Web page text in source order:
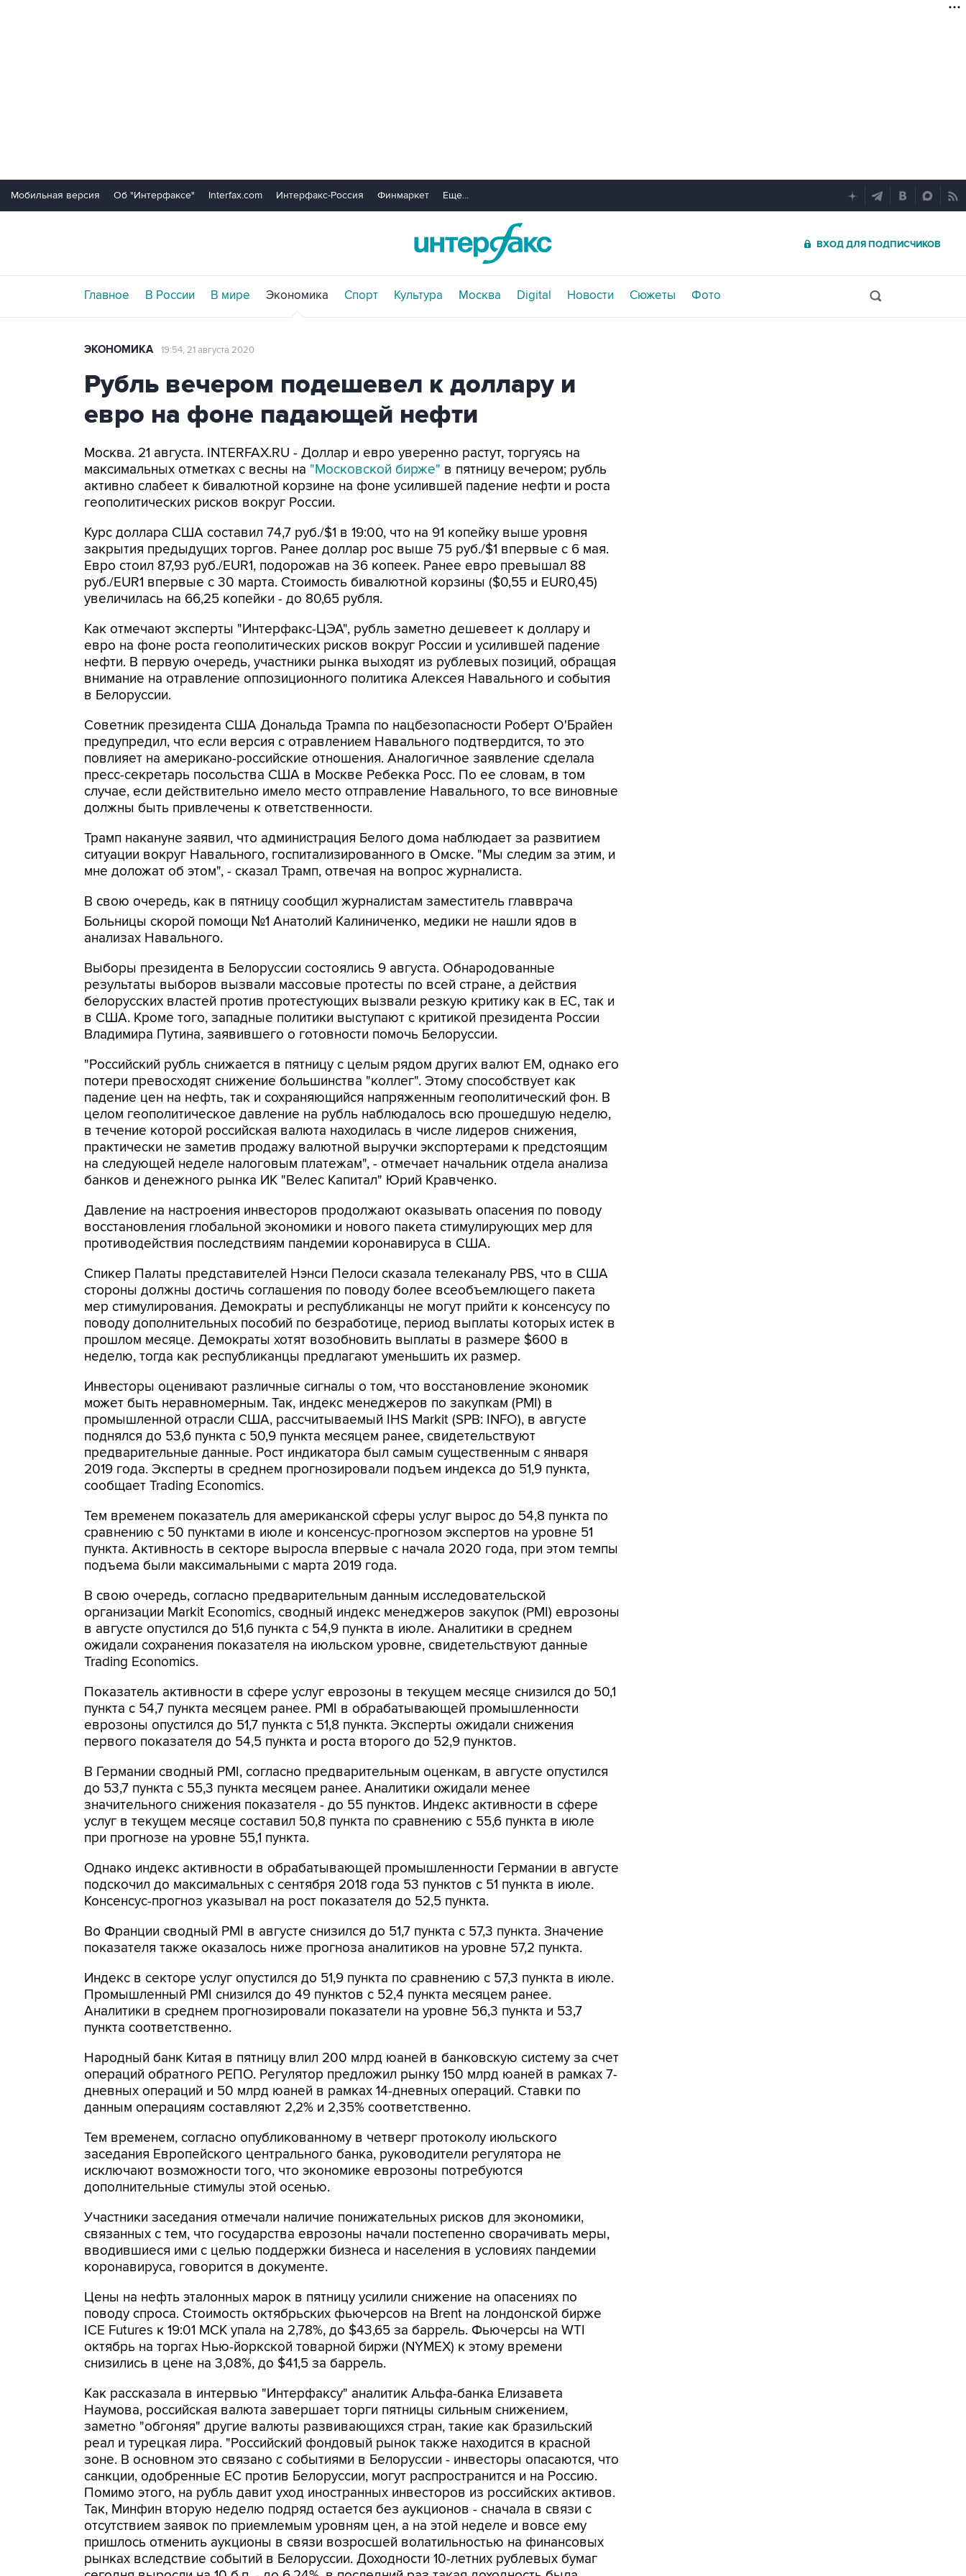
Мобильная версия Об "Интерфаксе" Interfax.com Интерфакс-Россия Финмаркет Еще...
ВХОД ДЛЯ ПОДПИСЧИКОВ
Главное В России В мире Экономика Спорт Культура Москва Digital Новости Сюжеты Фото
ЭКОНОМИКА 19:54, 21 августа 2020
Рубль вечером подешевел к доллару и
евро на фоне падающей нефти
Москва. 21 августа. INTERFAX.RU - Доллар и евро уверенно растут, торгуясь на
максимальных отметках с весны на "Московской бирже" в пятницу вечером; рубль
активно слабеет к бивалютной корзине на фоне усилившей падение нефти и роста
геополитических рисков вокруг России.
Курс доллара США составил 74,7 руб./$1 в 19:00, что на 91 копейку выше уровня
закрытия предыдущих торгов. Ранее доллар рос выше 75 руб./$1 впервые с 6 мая.
Евро стоил 87,93 руб./EUR1, подорожав на 36 копеек. Ранее евро превышал 88
руб./EUR1 впервые с 30 марта. Стоимость бивалютной корзины ($0,55 и EUR0,45)
увеличилась на 66,25 копейки - до 80,65 рубля.
Как отмечают эксперты "Интерфакс-ЦЭА", рубль заметно дешевеет к доллару и
евро на фоне роста геополитических рисков вокруг России и усилившей падение
нефти. В первую очередь, участники рынка выходят из рублевых позиций, обращая
внимание на отравление оппозиционного политика Алексея Навального и события
в Белоруссии.
Советник президента США Дональда Трампа по нацбезопасности Роберт О'Брайен
предупредил, что если версия с отравлением Навального подтвердится, то это
повлияет на американо-российские отношения. Аналогичное заявление сделала
пресс-секретарь посольства США в Москве Ребекка Росс. По ее словам, в том
случае, если действительно имело место отправление Навального, то все виновные
должны быть привлечены к ответственности.
Трамп накануне заявил, что администрация Белого дома наблюдает за развитием
ситуации вокруг Навального, госпитализированного в Омске. "Мы следим за этим, и
мне доложат об этом", - сказал Трамп, отвечая на вопрос журналиста.
В свою очередь, как в пятницу сообщил журналистам заместитель главврача
Больницы скорой помощи №1 Анатолий Калиниченко, медики не нашли ядов в
анализах Навального.
Выборы президента в Белоруссии состоялись 9 августа. Обнародованные
результаты выборов вызвали массовые протесты по всей стране, а действия
белорусских властей против протестующих вызвали резкую критику как в ЕС, так и
в США. Кроме того, западные политики выступают с критикой президента России
Владимира Путина, заявившего о готовности помочь Белоруссии.
"Российский рубль снижается в пятницу с целым рядом других валют EM, однако его
потери превосходят снижение большинства "коллег". Этому способствует как
падение цен на нефть, так и сохраняющийся напряженным геополитический фон. В
целом геополитическое давление на рубль наблюдалось всю прошедшую неделю,
в течение которой российская валюта находилась в числе лидеров снижения,
практически не заметив продажу валютной выручки экспортерами к предстоящим
на следующей неделе налоговым платежам", - отмечает начальник отдела анализа
банков и денежного рынка ИК "Велес Капитал" Юрий Кравченко.
Давление на настроения инвесторов продолжают оказывать опасения по поводу
восстановления глобальной экономики и нового пакета стимулирующих мер для
противодействия последствиям пандемии коронавируса в США.
Спикер Палаты представителей Нэнси Пелоси сказала телеканалу PBS, что в США
стороны должны достичь соглашения по поводу более всеобъемлющего пакета
мер стимулирования. Демократы и республиканцы не могут прийти к консенсусу по
поводу дополнительных пособий по безработице, период выплаты которых истек в
прошлом месяце. Демократы хотят возобновить выплаты в размере $600 в
неделю, тогда как республиканцы предлагают уменьшить их размер.
Инвесторы оценивают различные сигналы о том, что восстановление экономик
может быть неравномерным. Так, индекс менеджеров по закупкам (PMI) в
промышленной отрасли США, рассчитываемый IHS Markit (SPB: INFO), в августе
поднялся до 53,6 пункта с 50,9 пункта месяцем ранее, свидетельствуют
предварительные данные. Рост индикатора был самым существенным с января
2019 года. Эксперты в среднем прогнозировали подъем индекса до 51,9 пункта,
сообщает Trading Economics.
Тем временем показатель для американской сферы услуг вырос до 54,8 пункта по
сравнению с 50 пунктами в июле и консенсус-прогнозом экспертов на уровне 51
пункта. Активность в секторе выросла впервые с начала 2020 года, при этом темпы
подъема были максимальными с марта 2019 года.
В свою очередь, согласно предварительным данным исследовательской
организации Markit Economics, сводный индекс менеджеров закупок (PMI) еврозоны
в августе опустился до 51,6 пункта с 54,9 пункта в июле. Аналитики в среднем
ожидали сохранения показателя на июльском уровне, свидетельствуют данные
Trading Economics.
Показатель активности в сфере услуг еврозоны в текущем месяце снизился до 50,1
пункта с 54,7 пункта месяцем ранее. PMI в обрабатывающей промышленности
еврозоны опустился до 51,7 пункта с 51,8 пункта. Эксперты ожидали снижения
первого показателя до 54,5 пункта и роста второго до 52,9 пунктов.
В Германии сводный PMI, согласно предварительным оценкам, в августе опустился
до 53,7 пункта с 55,3 пункта месяцем ранее. Аналитики ожидали менее
значительного снижения показателя - до 55 пунктов. Индекс активности в сфере
услуг в текущем месяце составил 50,8 пункта по сравнению с 55,6 пункта в июле
при прогнозе на уровне 55,1 пункта.
Однако индекс активности в обрабатывающей промышленности Германии в августе
подскочил до максимальных с сентября 2018 года 53 пунктов с 51 пункта в июле.
Консенсус-прогноз указывал на рост показателя до 52,5 пункта.
Во Франции сводный PMI в августе снизился до 51,7 пункта с 57,3 пункта. Значение
показателя также оказалось ниже прогноза аналитиков на уровне 57,2 пункта.
Индекс в секторе услуг опустился до 51,9 пункта по сравнению с 57,3 пункта в июле.
Промышленный PMI снизился до 49 пунктов с 52,4 пункта месяцем ранее.
Аналитики в среднем прогнозировали показатели на уровне 56,3 пункта и 53,7
пункта соответственно.
Народный банк Китая в пятницу влил 200 млрд юаней в банковскую систему за счет
операций обратного РЕПО. Регулятор предложил рынку 150 млрд юаней в рамках 7-
дневных операций и 50 млрд юаней в рамках 14-дневных операций. Ставки по
данным операциям составляют 2,2% и 2,35% соответственно.
Тем временем, согласно опубликованному в четверг протоколу июльского
заседания Европейского центрального банка, руководители регулятора не
исключают возможности того, что экономике еврозоны потребуются
дополнительные стимулы этой осенью.
Участники заседания отмечали наличие понижательных рисков для экономики,
связанных с тем, что государства еврозоны начали постепенно сворачивать меры,
вводившиеся ими с целью поддержки бизнеса и населения в условиях пандемии
коронавируса, говорится в документе.
Цены на нефть эталонных марок в пятницу усилили снижение на опасениях по
поводу спроса. Стоимость октябрьских фьючерсов на Brent на лондонской бирже
ICE Futures к 19:01 МСК упала на 2,78%, до $43,65 за баррель. Фьючерсы на WTI
октябрь на торгах Нью-йоркской товарной биржи (NYMEX) к этому времени
снизились в цене на 3,08%, до $41,5 за баррель.
Как рассказала в интервью "Интерфаксу" аналитик Альфа-банка Елизавета
Наумова, российская валюта завершает торги пятницы сильным снижением,
заметно "обгоняя" другие валюты развивающихся стран, такие как бразильский
реал и турецкая лира. "Российский фондовый рынок также находится в красной
зоне. В основном это связано с событиями в Белоруссии - инвесторы опасаются, что
санкции, одобренные ЕС против Белоруссии, могут распространится и на Россию.
Помимо этого, на рубль давит уход иностранных инвесторов из российских активов.
Так, Минфин вторую неделю подряд остается без аукционов - сначала в связи с
отсутствием заявок по приемлемым уровням цен, а на этой неделе и вовсе ему
пришлось отменить аукционы в связи возросшей волатильностью на финансовых
рынках вследствие событий в Белоруссии. Доходности 10-летних рублевых бумаг